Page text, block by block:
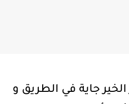
الخير جاية في الطريق و